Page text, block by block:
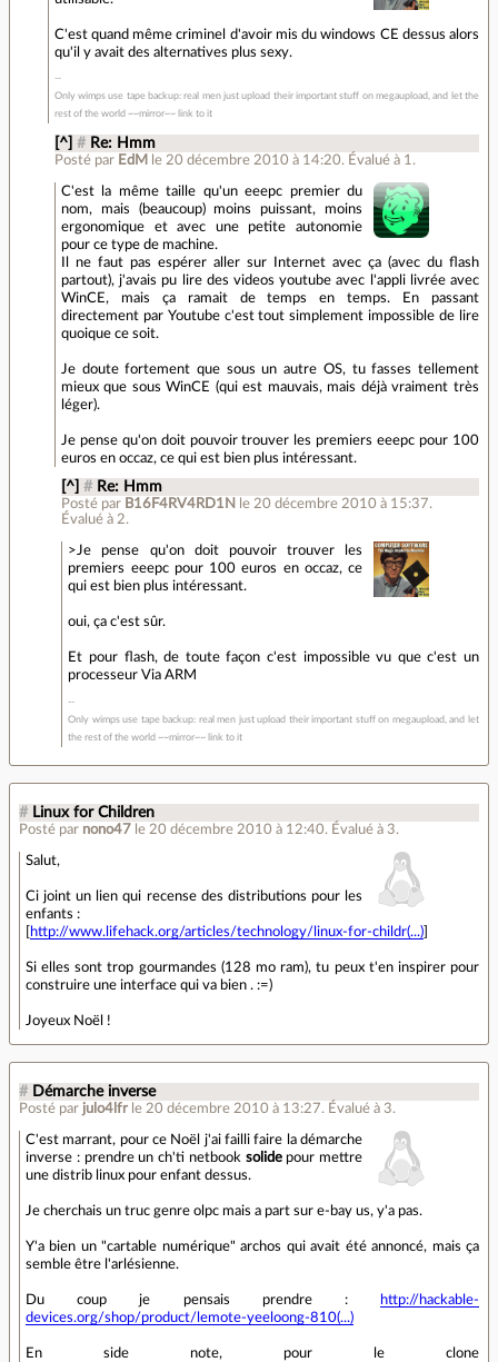
C'est quand même criminel d'avoir mis du windows CE dessus alors
qu'il y avait des alternatives plus sexy.
Only wimps use tape backup: real men just upload their important stuff on megaupload, and let the
rest of the world ~~mirror~~ link to it
[^] # Re: Hmm
Posté par EdM le 20 décembre 2010 à 14:20.Évalué à 1.
C'est la même taille qu'un eeepc premier du
nom, mais (beaucoup) moins puissant, moins
ergonomique et avec une petite autonomie
pour ce type de machine.
Il ne faut pas espérer aller sur Internet avec ça (avec du flash
partout), j'avais pu lire des videos youtube avec l'appli livrée avec
WinCE, mais ça ramait de temps en temps. En passant
directement par Youtube c'est tout simplement impossible de lire
quoique ce soit.
Je doute fortement que sous un autre OS, tu fasses tellement
mieux que sous WinCE (qui est mauvais, mais déjà vraiment très
léger).
Je pense qu'on doit pouvoir trouver les premiers eeepc pour 100
euros en occaz, ce qui est bien plus intéressant.
[^] # Re: Hmm
Posté par B16F4RV4RD1N le 20 décembre 2010 à 15:37.
Évalué à 2.
>Je pense qu'on doit pouvoir trouver les
premiers eeepc pour 100 euros en occaz, ce
qui est bien plus intéressant.
oui, ça c'est sûr.
Et pour flash, de toute façon c'est impossible vu que c'est un
processeur Via ARM
Only wimps use tape backup: real men just upload their important stuff on megaupload, and let
the rest of the world ~~mirror~~ link to it
# Linux for Children
Posté par nono47 le 20 décembre 2010 à 12:40. Évalué à 3.
Salut,
Ci joint un lien qui recense des distributions pour les
enfants :
http://www.lifehack.org/articles/technology/linux-for-childr(...)
Si elles sont trop gourmandes (128 mo ram), tu peux t'en inspirer pour
construire une interface qui va bien . :=)
Joyeux Noël !
# Démarche inverse
Posté par julo4lfr le 20 décembre 2010 à 13:27. Évalué à 3.
C'est marrant, pour ce Noël j'ai failli faire la démarche
inverse : prendre un ch'ti netbook solidepour mettre
une distrib linux pour enfant dessus.
Je cherchais un truc genre olpc mais a part sur e-bay us, y'a pas.
Y'a bien un "cartable numérique" archos qui avait été annoncé, mais ça
semble être l'arlésienne.
Du coup je pensais prendre :
http://hackable-
devices.org/shop/product/lemote-yeeloong-810(...)
En side note, pour le clone